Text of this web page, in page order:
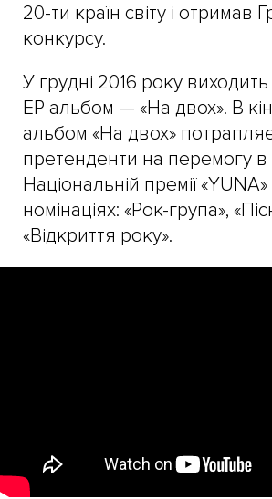
20-ти країн світу і отримав
конкурсу.
У грудні 2016 року
ЕР альбом — «На двох». В
альбом «На двох»
претенденти на перемогу в
Національній премії
номінаціях: «Рок-група»,
«Відкриття року».